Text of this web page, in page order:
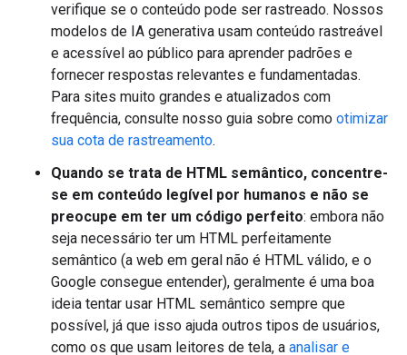
verifique se o conteúdo pode ser rastreado. Nossos
modelos de IA generativa usam conteúdo rastreável
e acessível ao público para aprender padrões e
fornecer respostas relevantes e fundamentadas.
Para sites muito grandes e atualizados com
frequência, consulte nosso guia sobre como otimizar
sua cota de rastreamento.
Quando se trata de HTML semântico, concentre-
se em conteúdo legível por humanos e não se
preocupe em ter um código perfeito: embora não
seja necessário ter um HTML perfeitamente
semântico (a web em geral não é HTML válido, e o
Google consegue entender), geralmente é uma boa
ideia tentar usar HTML semântico sempre que
possível, já que isso ajuda outros tipos de usuários,
como os que usam leitores de tela, a analisar e